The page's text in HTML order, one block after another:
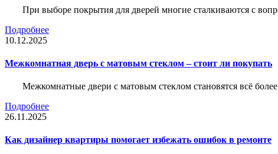
При выборе покрытия для дверей многие сталкиваются с
Подробнее
10.12.2025
Межкомнатная дверь с матовым стеклом – стоит ли покупать
Межкомнатные двери с матовым стеклом становятся всё
Подробнее
26.11.2025
Как дизайнер квартиры помогает избежать ошибок в ремонте